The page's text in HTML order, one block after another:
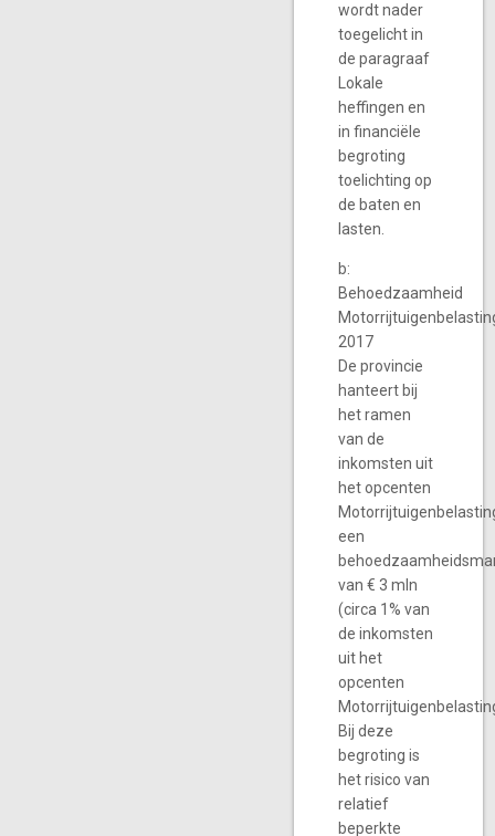
wordt nader
toegelicht in
de paragraaf
Lokale
heffingen en
in financiële
begroting
toelichting op
de baten en
lasten.
b:
Behoedzaamheid
2017
De provincie
hanteert bij
het ramen
van de
inkomsten uit
het opcenten
een
van € 3 mln
(circa 1% van
de inkomsten
uit het
opcenten
Bij deze
begroting is
het risico van
relatief
beperkte